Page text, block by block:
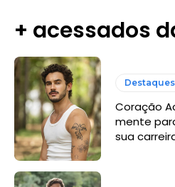
+ acessados
Destaques
Coração
mente
sua